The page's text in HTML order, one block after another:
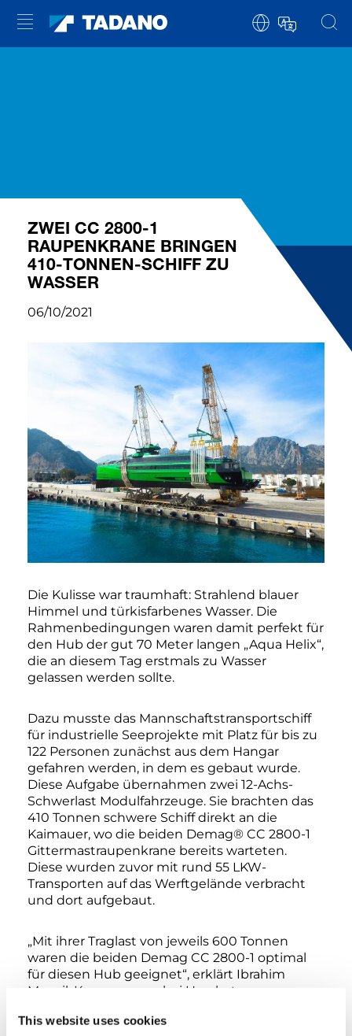
This website uses cookies
ZWEI CC 2800-1
RAUPENKRANE BRINGEN
410-TONNEN-SCHIFF ZU
WASSER
06/10/2021
Die Kulisse war traumhaft: Strahlend blauer
Himmel und türkisfarbenes Wasser. Die
Rahmenbedingungen waren damit perfekt für
den Hub der gut 70 Meter langen „Aqua Helix“,
die an diesem Tag erstmals zu Wasser
gelassen werden sollte.
Dazu musste das Mannschaftstransportschiff
für industrielle Seeprojekte mit Platz für bis zu
122 Personen zunächst aus dem Hangar
gefahren werden, in dem es gebaut wurde.
Diese Aufgabe übernahmen zwei 12-Achs-
Schwerlast Modulfahrzeuge. Sie brachten das
410 Tonnen schwere Schiff direkt an die
Kaimauer, wo die beiden Demag® CC 2800-1
Gittermastraupenkrane bereits warteten.
Diese wurden zuvor mit rund 55 LKW-
Transporten auf das Werftgelände verbracht
und dort aufgebaut.
„Mit ihrer Traglast von jeweils 600 Tonnen
waren die beiden Demag CC 2800-1 optimal
für diesen Hub geeignet“, erklärt Ibrahim
Menzil, Kranmanager bei Hareket, warum man
entschieden hatte. Beide Krane wurden in